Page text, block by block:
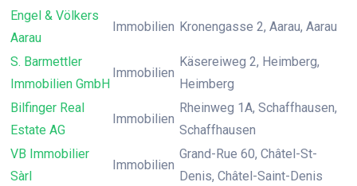
Engel & Völkers
Aarau
Immobilien Kronengasse 2, Aarau, Aarau
S. Barmettler
Immobilien GmbH
Immobilien
Käsereiweg 2, Heimberg,
Heimberg
Bilfinger Real
Estate AG
Immobilien
Rheinweg 1A, Schaffhausen,
Schaffhausen
VB Immobilier
Sàrl
Immobilien
Grand-Rue 60, Châtel-St-
Denis, Châtel-Saint-Denis